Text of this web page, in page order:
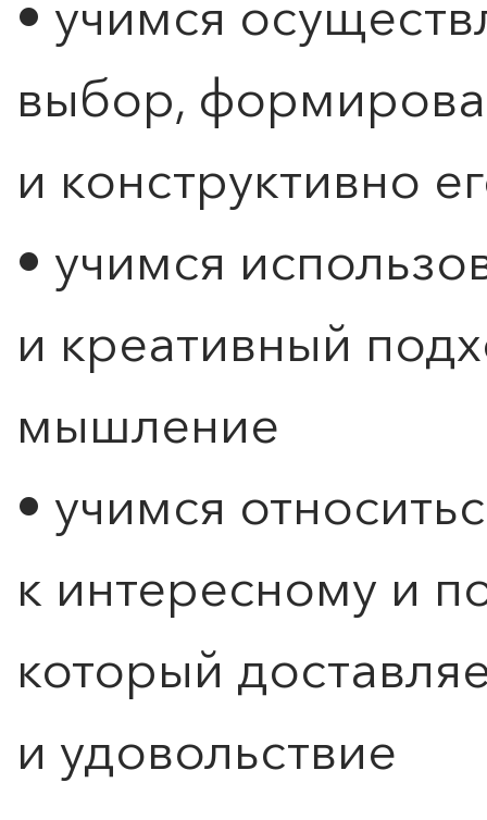
• учимся
выбор,
и конструктивно
• учимся
и креативный
мышление
• учимся
к интересному и
который
и удовольствие